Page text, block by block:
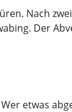
Nach
Der
etwas